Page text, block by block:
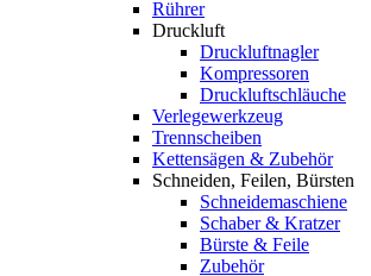
Rührer
Druckluft
Druckluftnagler
Kompressoren
Druckluftschläuche
Verlegewerkzeug
Trennscheiben
Kettensägen & Zubehör
Schneiden, Feilen, Bürsten
Schneidemaschiene
Schaber & Kratzer
Bürste & Feile
Zubehör